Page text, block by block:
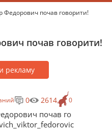
Федорович почав говорити!
почав говорити!
рекламу
0
0 2614